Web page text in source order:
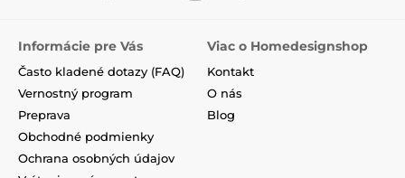
Informácie pre Vás
Často kladené dotazy (FAQ)
Vernostný program
Preprava
Obchodné podmienky
Ochrana osobných údajov
Viac o Homedesignshop
Kontakt
O nás
Blog